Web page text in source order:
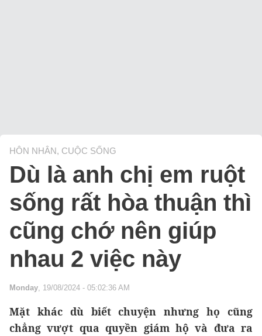
HÔN NHÂN, CUỘC SỐNG
Dù là anh chị em ruột
sống rất hòa thuận thì
cũng chớ nên giúp
nhau 2 việc này
Monday, 19/08/2024 - 05:02:36 AM
Mặt khác dù biết chuyện nhưng họ cũng
chẳng vượt qua quyền giám hộ và đưa ra